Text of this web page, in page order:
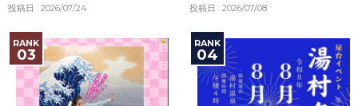
投稿日 : 2026/07/24 投稿日 : 2026/07/08